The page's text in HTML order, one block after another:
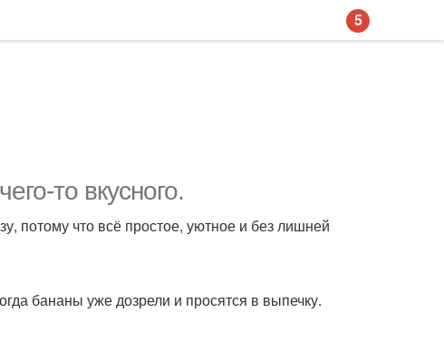
то вкусного.
потому что всё простое, уютное и без лишней
бананы уже дозрели и просятся в выпечку.
5